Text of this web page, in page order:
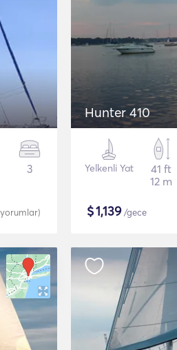
3
yorumlar)
Hunter 410
Yelkenli Yat
41 ft
12 m
$1,139/gece